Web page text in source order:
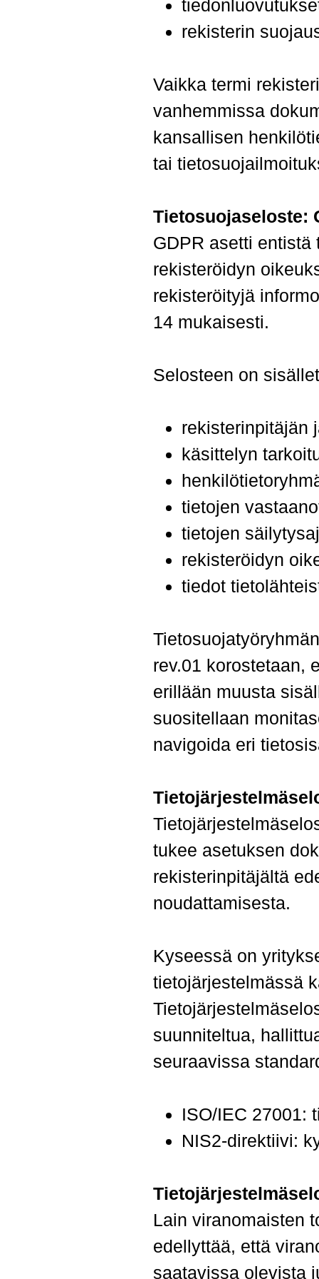
rekisterin
Vaikka termi
vanhemmissa
kansallisen
tai
Tietosuojaseloste:
GDPR asetti
rekisteröidyn
rekisteröityjä
14 mukaisesti.
Selosteen on
rekisterinpitäjän
käsittelyn
tietojen
tietojen
rekisteröidyn
tiedot
rev.01 korostetaan,
erillään muusta
suositellaan
navigoida eri
tukee asetuksen
rekisterinpitäjältä
noudattamisesta.
Kyseessä on
tietojärjestelmässä
suunniteltua,
seuraavissa
ISO/IEC 27001:
NIS2-direktiivi:
Lain viranomaisten
edellyttää, että
saatavissa olevista